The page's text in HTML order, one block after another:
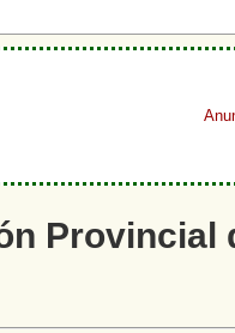
Provincial